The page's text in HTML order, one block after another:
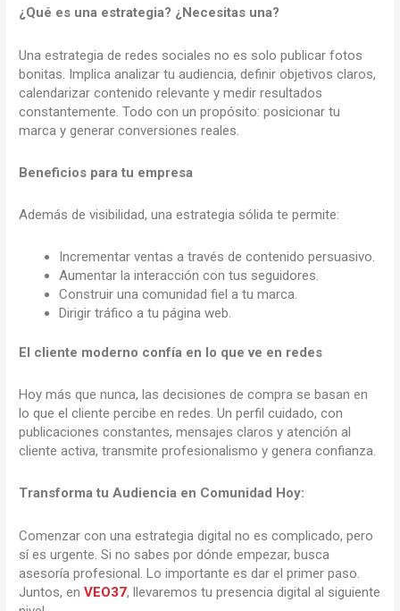
¿Qué es una estrategia? ¿Necesitas una?
Una estrategia de redes sociales no es solo publicar fotos
bonitas. Implica analizar tu audiencia, definir objetivos claros,
calendarizar contenido relevante y medir resultados
constantemente. Todo con un propósito: posicionar tu
marca y generar conversiones reales.
Beneficios para tu empresa
Además de visibilidad, una estrategia sólida te permite:
Incrementar ventas a través de contenido persuasivo.
Aumentar la interacción con tus seguidores.
Construir una comunidad fiel a tu marca.
Dirigir tráfico a tu página web.
El cliente moderno confía en lo que ve en redes
Hoy más que nunca, las decisiones de compra se basan en
lo que el cliente percibe en redes. Un perfil cuidado, con
publicaciones constantes, mensajes claros y atención al
cliente activa, transmite profesionalismo y genera confianza.
Transforma tu Audiencia en Comunidad Hoy:
Comenzar con una estrategia digital no es complicado, pero
sí es urgente. Si no sabes por dónde empezar, busca
asesoría profesional. Lo importante es dar el primer paso.
Juntos, enVEO37, llevaremos tu presencia digital al siguiente